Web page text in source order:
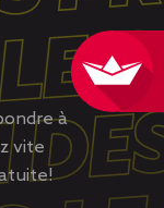
à
vite